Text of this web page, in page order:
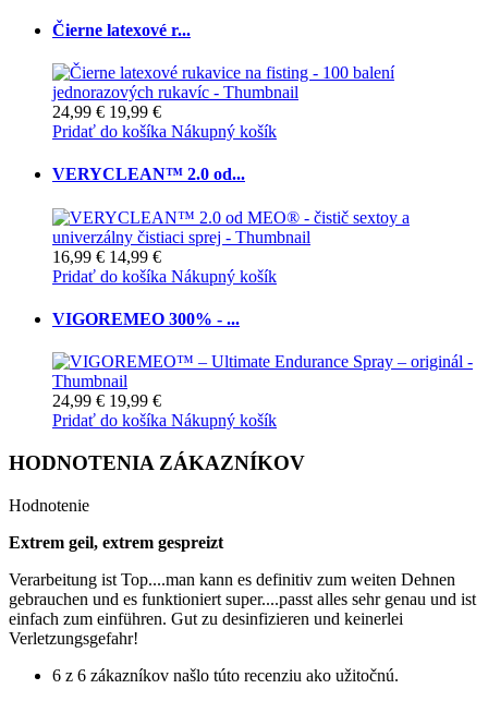
Čierne latexové r...
24,99 € 19,99 €
Pridať do košíka Nákupný košík
VERYCLEAN™ 2.0 od...
16,99 € 14,99 €
Pridať do košíka Nákupný košík
VIGOREMEO 300% - ...
24,99 € 19,99 €
Pridať do košíka Nákupný košík
HODNOTENIA ZÁKAZNÍKOV
Hodnotenie
Extrem geil, extrem gespreizt
Verarbeitung ist Top....man kann es definitiv zum weiten Dehnen
gebrauchen und es funktioniert super....passt alles sehr genau und ist
einfach zum einführen. Gut zu desinfizieren und keinerlei
Verletzungsgefahr!
6 z 6 zákazníkov našlo túto recenziu ako užitočnú.